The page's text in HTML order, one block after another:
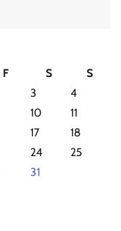
F S
S
3
4
10
11
17
18
24
25
31